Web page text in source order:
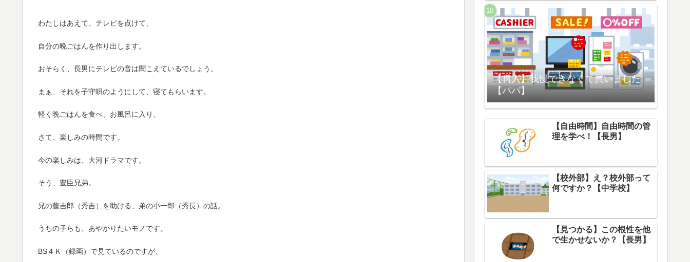
わたしはあえて、テレビを点けて、
自分の晩ごはんを作り出します。
おそらく、長男にテレビの音は聞こえているでしょう。
まぁ、それを子守唄のようにして、寝てもらいます。
軽く晩ごはんを食べ、お風呂に入り、
さて、楽しみの時間です。
今の楽しみは、大河ドラマです。
そう、豊臣兄弟。
兄の藤吉郎（秀吉）を助ける、弟の小一郎（秀長）の話。
うちの子らも、あやかりたいモノです。
BS４Ｋ（録画）で見ているのですが、
【購入】我慢できなくて買いました
【パパ】
【自由時間】自由時間の管
理を学べ！【長男】
【校外部】え？校外部って
何ですか？【中学校】
【見つかる】この根性を他
で生かせないか？【長男】